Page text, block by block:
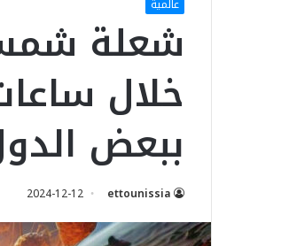
عالمية
شعلة
خلال
ببعض
ettounissia
2024-12-12